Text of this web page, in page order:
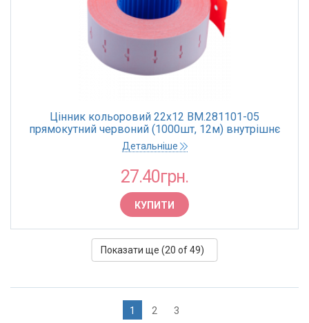
Цінник кольоровий 22х12 BM.281101-05
прямокутний червоний (1000шт, 12м) внутрішнє
намотування (10)
Детальніше
27.40грн.
КУПИТИ
Показати ще (20 of 49)
1 2 3